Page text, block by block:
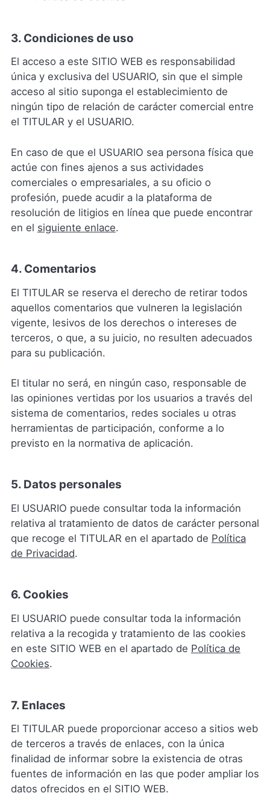
3. Condiciones de uso
El acceso a este SITIO WEB es responsabilidad
única y exclusiva del USUARIO, sin que el simple
acceso al sitio suponga el establecimiento de
ningún tipo de relación de carácter comercial entre
el TITULAR y el USUARIO.
En caso de que el USUARIO sea persona física que
actúe con fines ajenos a sus actividades
comerciales o empresariales, a su oficio o
profesión, puede acudir a la plataforma de
resolución de litigios en línea que puede encontrar
en el siguiente enlace.
4. Comentarios
El TITULAR se reserva el derecho de retirar todos
aquellos comentarios que vulneren la legislación
vigente, lesivos de los derechos o intereses de
terceros, o que, a su juicio, no resulten adecuados
para su publicación.
El titular no será, en ningún caso, responsable de
las opiniones vertidas por los usuarios a través del
sistema de comentarios, redes sociales u otras
herramientas de participación, conforme a lo
previsto en la normativa de aplicación.
5. Datos personales
El USUARIO puede consultar toda la información
relativa al tratamiento de datos de carácter personal
que recoge el TITULAR en el apartado de Política
de Privacidad.
6. Cookies
El USUARIO puede consultar toda la información
relativa a la recogida y tratamiento de las cookies
en este SITIO WEB en el apartado de Política de
Cookies.
7. Enlaces
El TITULAR puede proporcionar acceso a sitios web
de terceros a través de enlaces, con la única
finalidad de informar sobre la existencia de otras
fuentes de información en las que poder ampliar los
datos ofrecidos en el SITIO WEB.